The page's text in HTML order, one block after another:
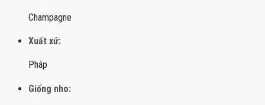
Champagne
Xuất xứ:
Pháp
Giống nho: